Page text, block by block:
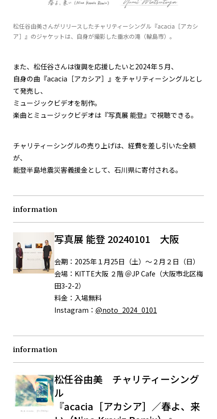
松任谷由美さんがリリースしたチャリティーシングル『acacia［アカシ
ア］』のジャケットは、自身が撮影した垂水の滝（輪島市）。
また、松任谷さんは復興を応援したいと2024年５月、
自身の曲『acacia［アカシア］』をチャリティーシングルとし
て発売し、
ミュージックビデオを制作。
楽曲とミュージックビデオは『写真展 能登』で視聴できる。
チャリティーシングルの売り上げは、経費を差し引いた全額
が、
能登半島地震災害義援金として、石川県に寄付される。
information
写真展 能登 20240101 大阪
会期： 2025年１月25日（土）～２月２日（日）
会場： KITTE大阪 ２階 ＠JP Cafe（大阪市北区梅
田3-2-2）
料金： 入場無料
Instagram： @noto_2024_0101
information
松任谷由美 チャリティーシング
ル
『acacia［アカシア］／春よ、来